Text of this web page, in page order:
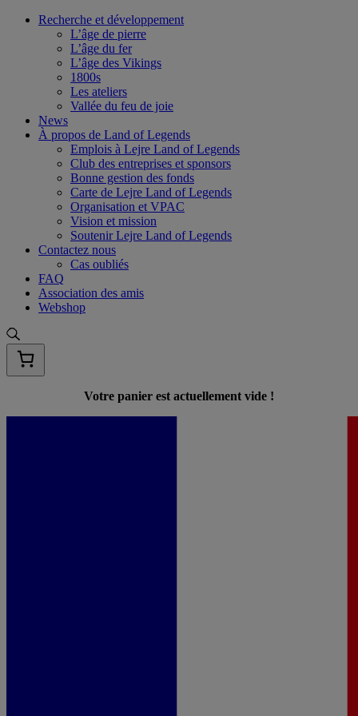
Skip
Recherche et développement
L’âge de pierre
L’âge du fer
L’âge des Vikings
1800s
Les ateliers
Vallée du feu de joie
News
À propos de Land of Legends
Emplois à Lejre Land of Legends
Club des entreprises et sponsors
Bonne gestion des fonds
Carte de Lejre Land of Legends
Organisation et VPAC
Vision et mission
Soutenir Lejre Land of Legends
Contactez nous
Cas oubliés
FAQ
Association des amis
Webshop
Votre panier est actuellement vide !